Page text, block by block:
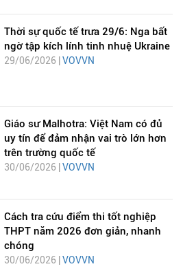
Thời sự quốc tế trưa 29/6: Nga bất
ngờ tập kích lính tinh nhuệ Ukraine
29/06/2026 | VOVVN
Giáo sư Malhotra: Việt Nam có đủ
uy tín để đảm nhận vai trò lớn hơn
trên trường quốc tế
30/06/2026 |VOVVN
Cách tra cứu điểm thi tốt nghiệp
THPT năm 2026 đơn giản, nhanh
chóng
30/06/2026 | VOVVN